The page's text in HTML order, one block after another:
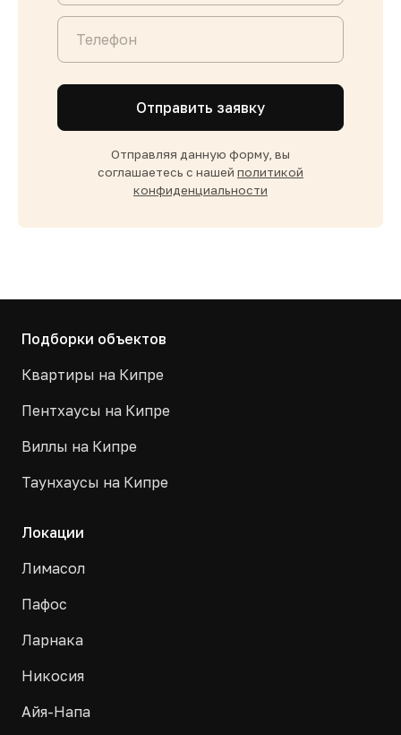
Отправить заявку
Отправляя данную форму, вы
соглашаетесь с нашей политикой
конфиденциальности
Подборки объектов
Квартиры на Кипре
Пентхаусы на Кипре
Виллы на Кипре
Таунхаусы на Кипре
Локации
Лимасол
Пафос
Ларнака
Никосия
Айя-Напа